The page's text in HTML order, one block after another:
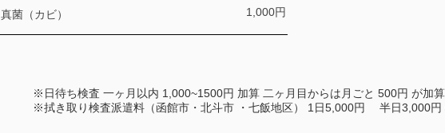
真菌（カビ） 1,000円
※日待ち検査 一ヶ月以内 1,000~1500円 加算 二ヶ月目からは月ごと 500円 が加算
※拭き取り検査派遣料（函館市・北斗市 ・七飯地区） 1日5,000円 半日3,000円